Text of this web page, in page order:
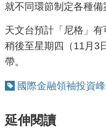
就不同環節制定各種備
天文台預計「尼格」有
稍後至星期四（11月3
帶。
國際金融領袖投資
延伸閱讀